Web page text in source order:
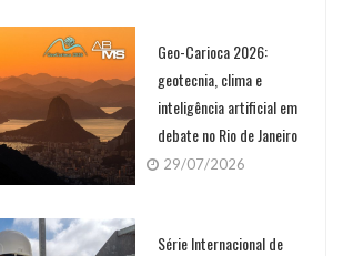
Geo-Carioca 2026:
geotecnia, clima e
inteligência artificial em
debate no Rio de Janeiro
29/07/2026
Série Internacional de